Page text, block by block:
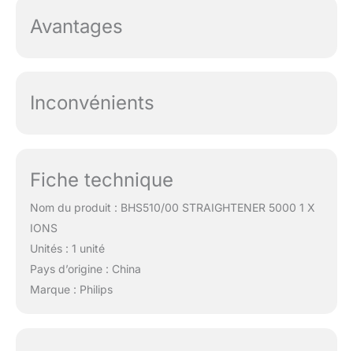
Avantages
Inconvénients
Fiche technique
Nom du produit : BHS510/00 STRAIGHTENER 5000 1 X
IONS
Unités : 1 unité
Pays d’origine : China
Marque : Philips